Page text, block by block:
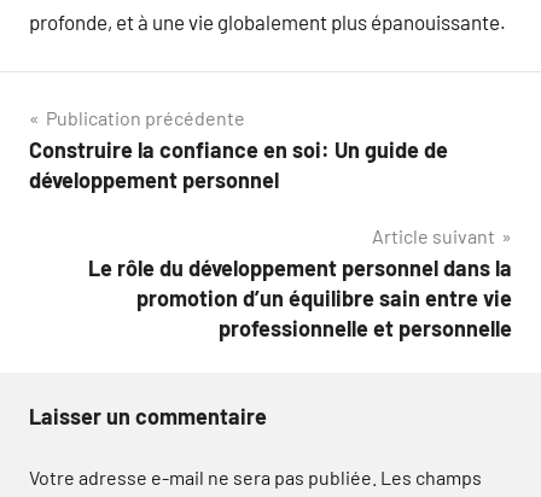
profonde, et à une vie globalement plus épanouissante.
Navigation
de
Publication précédente
Construire la confiance en soi: Un guide de
développement personnel
Article suivant
Le rôle du développement personnel dans la
promotion d’un équilibre sain entre vie
professionnelle et personnelle
Laisser un commentaire
Votre adresse e-mail ne sera pas publiée. Les champs